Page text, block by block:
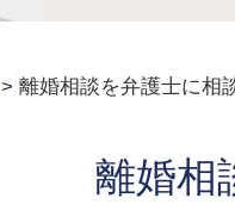
> 離婚相談を弁護士に相
離婚相